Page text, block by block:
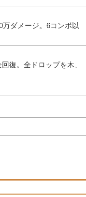
ダメージ。6コンボ以
復。全ドロップを木、